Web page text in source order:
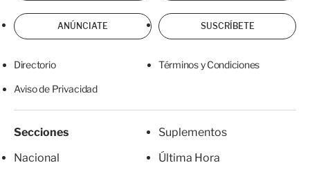
ANÚNCIATE SUSCRÍBETE
Directorio Términos y Condiciones
Aviso de Privacidad
Secciones
Nacional
Suplementos
Última Hora